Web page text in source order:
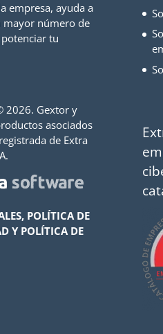
empresa, ayuda a
mayor número de
tu
2026. Gextor y
asociados
de Extra
POLÍTICA DE
Y POLÍTICA DE